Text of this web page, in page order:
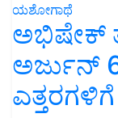
ಯಶೋಗಾಥೆ
ಅಭಿಷೇಕ್
ಅರ್ಜುನ್
ಎತ್ತರಗಳಿಗೆ